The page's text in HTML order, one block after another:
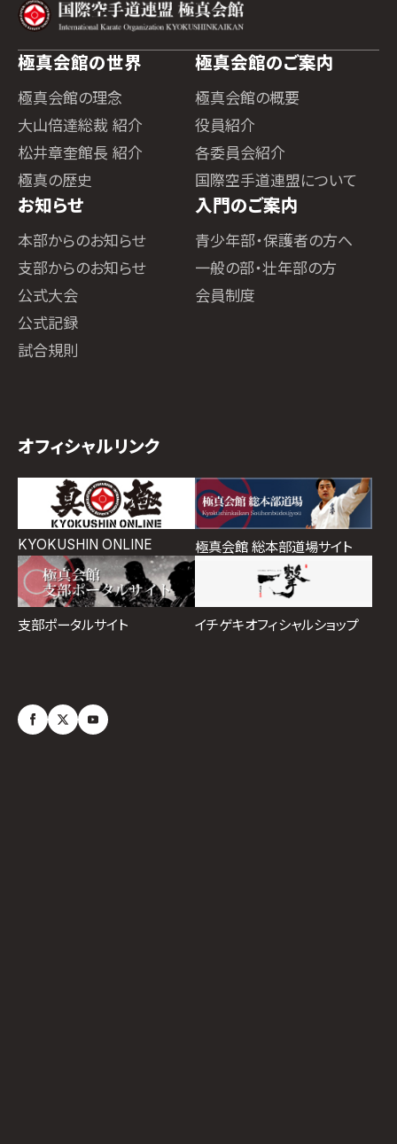
極真会館の世界
極真会館の理念
大山倍達総裁 紹介
松井章奎館長 紹介
極真の歴史
極真会館のご案内
極真会館の概要
役員紹介
各委員会紹介
国際空手道連盟について
お知らせ
本部からのお知らせ
支部からのお知らせ
公式大会
公式記録
試合規則
入門のご案内
青少年部・保護者の方へ
一般の部・壮年部の方
会員制度
オフィシャルリンク
KYOKUSHIN ONLINE 極真会館 総本部道場サイト
支部ポータルサイト イチゲキオフィシャルショップ